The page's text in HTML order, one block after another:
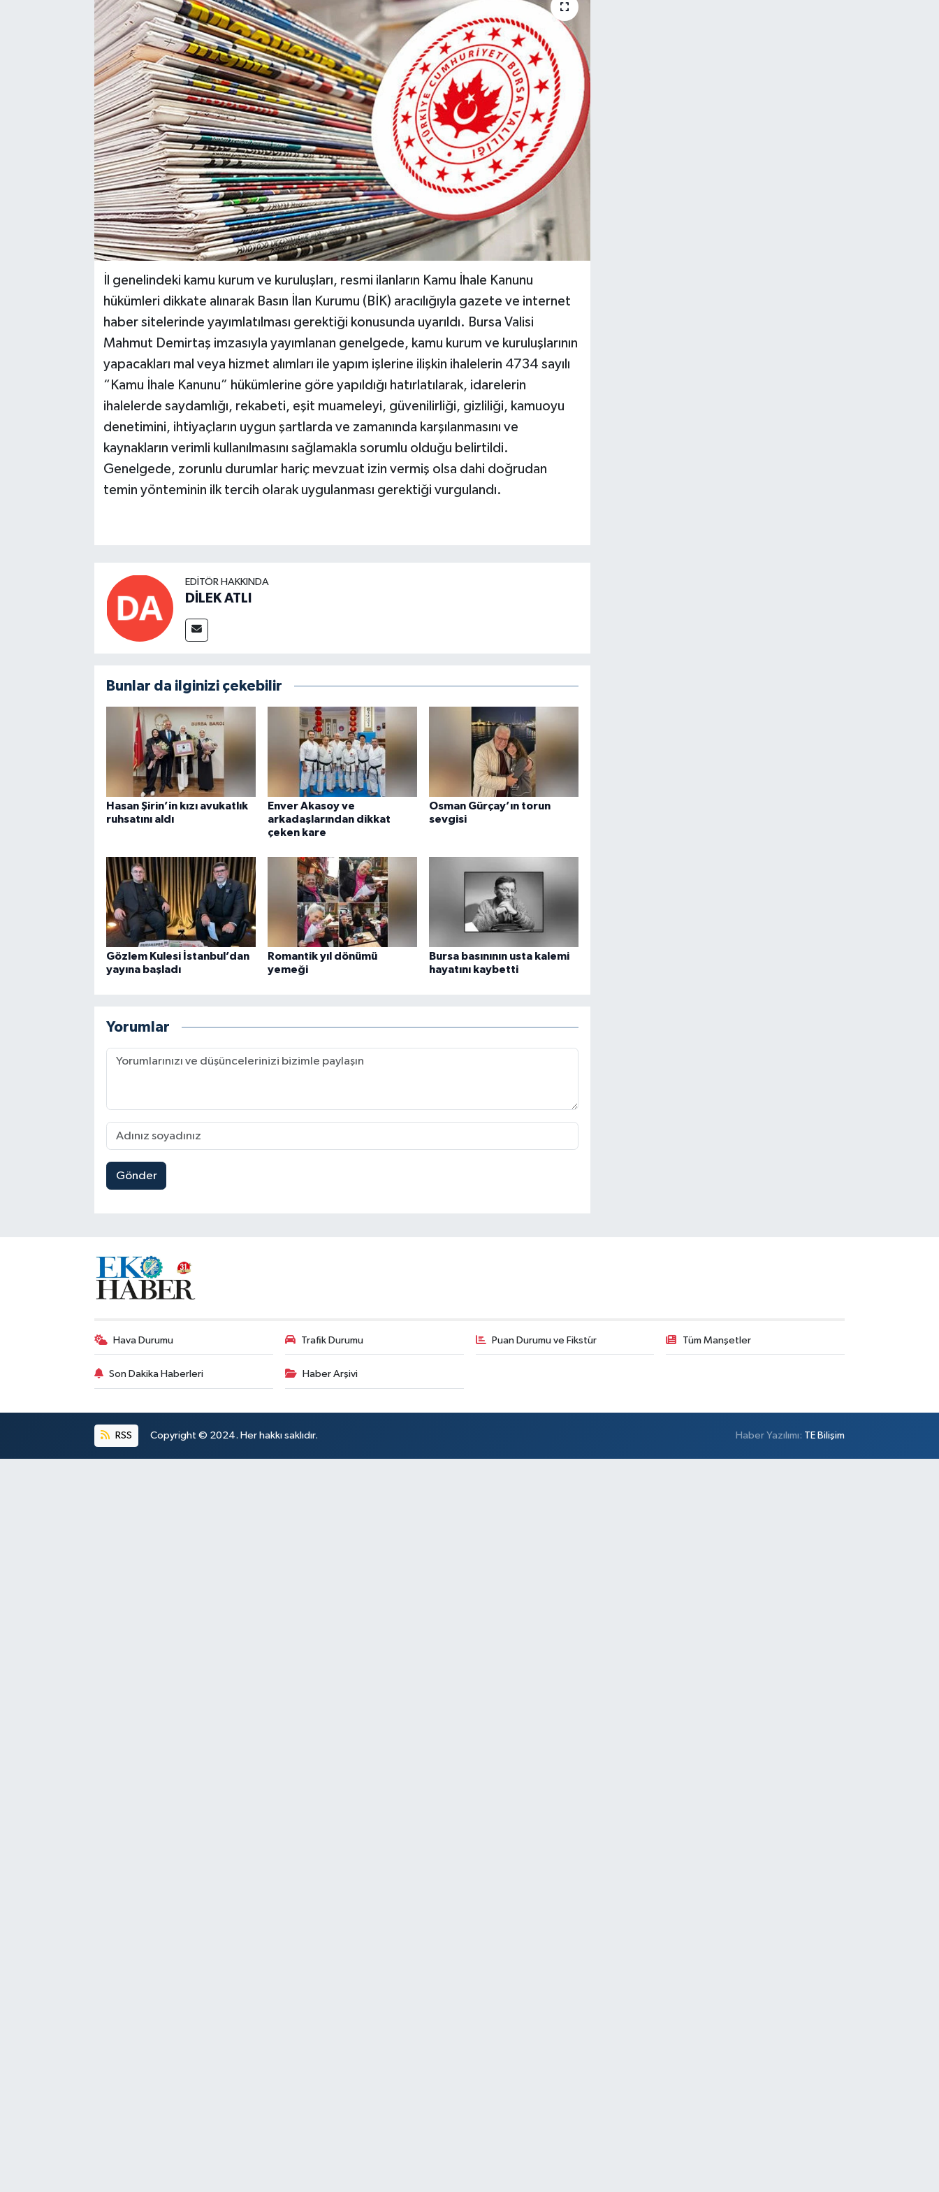
İl genelindeki kamu kurum ve kuruluşları, resmi ilanların Kamu İhale Kanunu
hükümleri dikkate alınarak Basın İlan Kurumu (BİK) aracılığıyla gazete ve internet
haber sitelerinde yayımlatılması gerektiği konusunda uyarıldı. Bursa Valisi
Mahmut Demirtaş imzasıyla yayımlanan genelgede, kamu kurum ve kuruluşlarının
yapacakları mal veya hizmet alımları ile yapım işlerine ilişkin ihalelerin 4734 sayılı
“Kamu İhale Kanunu” hükümlerine göre yapıldığı hatırlatılarak, idarelerin
ihalelerde saydamlığı, rekabeti, eşit muameleyi, güvenilirliği, gizliliği, kamuoyu
denetimini, ihtiyaçların uygun şartlarda ve zamanında karşılanmasını ve
kaynakların verimli kullanılmasını sağlamakla sorumlu olduğu belirtildi.
Genelgede, zorunlu durumlar hariç mevzuat izin vermiş olsa dahi doğrudan
temin yönteminin ilk tercih olarak uygulanması gerektiği vurgulandı.
EDITÖR HAKKINDA
DİLEK ATLI
Bunlar da ilginizi çekebilir
Hasan Şirin’in kızı avukatlık
ruhsatını aldı
Enver Akasoy ve
arkadaşlarından dikkat
çeken kare
Osman Gürçay’ın torun
sevgisi
Gözlem Kulesi İstanbul’dan
yayına başladı
Romantik yıl dönümü
yemeği
Bursa basınının usta kalemi
hayatını kaybetti
Yorumlar
Gönder
Hava Durumu Trafik Durumu Puan Durumu ve Fikstür Tüm Manşetler
Son Dakika Haberleri Haber Arşivi
RSS Copyright © 2024. Her hakkı saklıdır. Haber Yazılımı: TE Bilişim